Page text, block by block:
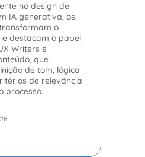
no design de
IA generativa, os
o
e destacam o papel
Writers e
que
de tom, lógica
de relevância
processo.